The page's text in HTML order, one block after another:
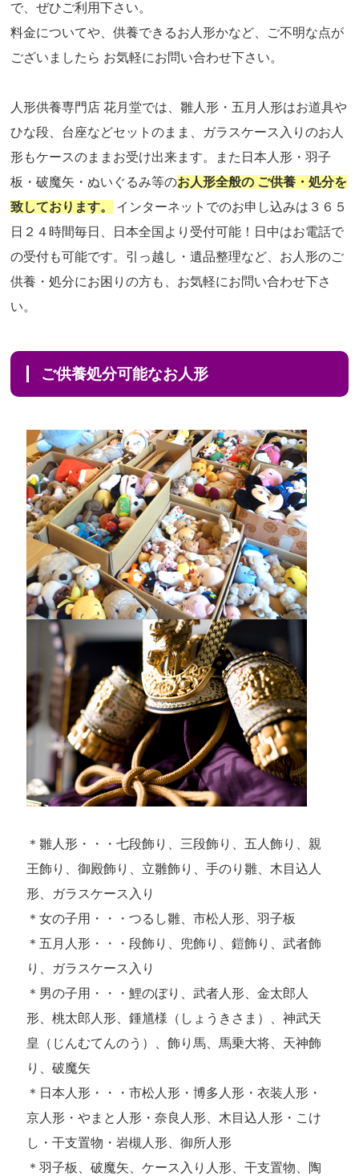
で、ぜひご利用下さい。
料金についてや、供養できるお人形かなど、ご不明な点が
ございましたら お気軽にお問い合わせ下さい。
人形供養専門店 花月堂では、雛人形・五月人形はお道具や
ひな段、台座などセットのまま、ガラスケース入りのお人
形もケースのままお受け出来ます。また日本人形・羽子
板・破魔矢・ぬいぐるみ等のお人形全般の ご供養・処分を
致しております。
インターネットでのお申し込みは３６５
日２４時間毎日、日本全国より受付可能！日中はお電話で
の受付も可能です。引っ越し・遺品整理など、お人形のご
供養・処分にお困りの方も、お気軽にお問い合わせ下さ
い。
ご供養処分可能なお人形
＊雛人形・・・七段飾り、三段飾り、五人飾り、親
王飾り、御殿飾り、立雛飾り、手のり雛、木目込人
形、ガラスケース入り
＊女の子用・・・つるし雛、市松人形、羽子板
＊五月人形・・・段飾り、兜飾り、鎧飾り、武者飾
り、ガラスケース入り
＊男の子用・・・鯉のぼり、武者人形、金太郎人
形、桃太郎人形、鍾馗様（しょうきさま）、神武天
皇（じんむてんのう）、飾り馬、馬乗大将、天神飾
り、破魔矢
＊日本人形・・・市松人形・博多人形・衣装人形・
京人形・やまと人形・奈良人形、木目込人形・こけ
し・干支置物・岩槻人形、御所人形
＊羽子板、破魔矢、ケース入り人形、干支置物、陶